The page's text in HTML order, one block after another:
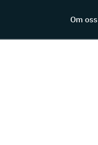
Om oss